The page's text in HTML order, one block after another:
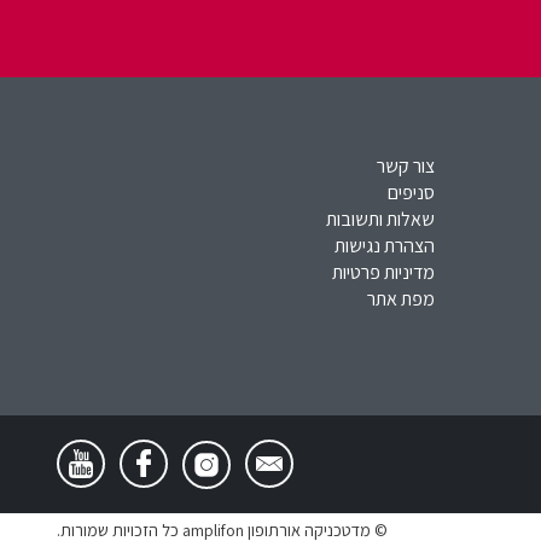
צור קשר
סניפים
שאלות ותשובות
הצהרת נגישות
מדיניות פרטיות
מפת אתר
© מדטכניקה אורתופון amplifon כל הזכויות שמורות.